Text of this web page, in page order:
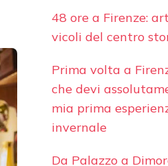
48 ore a Firenze:
vicoli del centro
Prima volta a
che devi
mia prima
invernale
Da Palazzo a